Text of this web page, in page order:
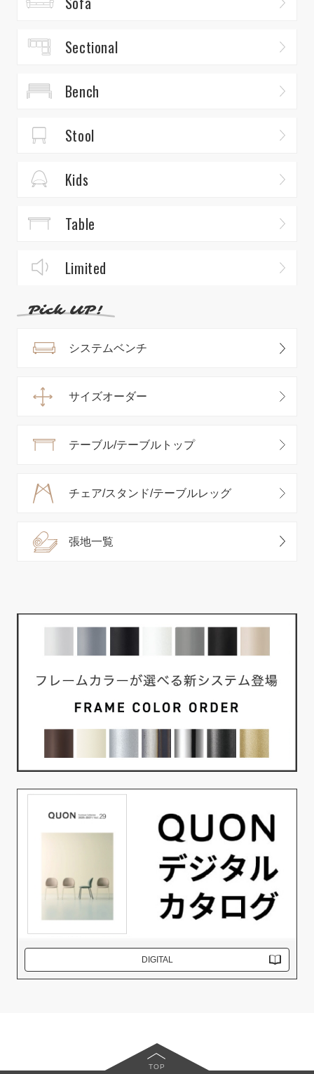
Sectional
Bench
Stool
Kids
Table
Limited
システムベンチ
サイズオーダー
テーブル/テーブルトップ
チェア/スタンド/テーブルレッグ
張地一覧
DIGITAL
TOP